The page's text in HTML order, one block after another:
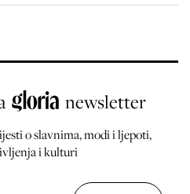
newsletter
o slavnima, modi i ljepoti,
i kulturi